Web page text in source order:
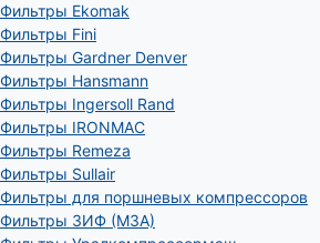
Фильтры Ekomak
Фильтры Fini
Фильтры Gardner Denver
Фильтры Hansmann
Фильтры Ingersoll Rand
Фильтры IRONMAC
Фильтры Remeza
Фильтры Sullair
Фильтры для поршневых компрессоров
Фильтры ЗИФ (МЗА)